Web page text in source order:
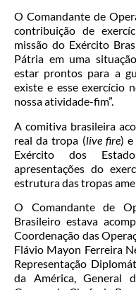
O Comandante de
contribuição de
missão do Exército
Pátria em uma
estar prontos para a
existe e esse exercício
nossa atividade-fim”.
A comitiva brasileira
real da tropa (live fire) e
Exército dos
apresentações do
estrutura das tropas
O Comandante de
Brasileiro estava
Coordenação das
Flávio Mayon Ferreira
Representação
da América, General